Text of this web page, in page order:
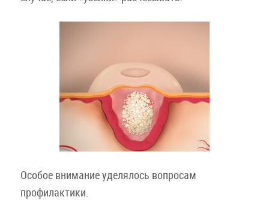
Особое внимание уделялось вопросам
профилактики.